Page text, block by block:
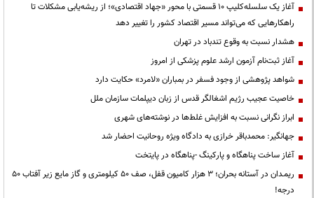
آغاز یک سلسله‌کلیپ ۱۰ قسمتی با محور «جهاد اقتصادی»؛ از ریشه‌یابی مشکلات تا
راهکارهایی که می‌تواند مسیر اقتصاد کشور را تغییر دهد
هشدار نسبت به وقوع تندباد در تهران
آغاز ثبت‌نام آزمون ارشد علوم پزشکی از امروز
شواهد پژوهشی از وجود فسفر در بمباران «لامرد» حکایت دارد
خاصیت عجیب رژیم اشغالگر قدس از زبان دیپلمات سازمان ملل
ابراز نگرانی نسبت به افزایش غلط‌ها در نوشته‌های شهری
جهانگیر: محمدباقر خرازی به دادگاه ویژه روحانیت احضار شد
آغاز ساخت پناهگاه و پارکینگ -پناهگاه در پایتخت
ریمـدان در آستانه بحران؛ ۳ هزار کامیون قفل، صف ۵۰ کیلومتری و گاز مایع زیر آفتاب ۵۰
درجه!